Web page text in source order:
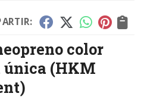
color
(HKM